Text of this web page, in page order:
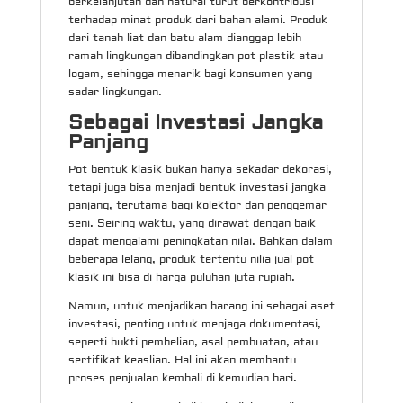
terhadap minat produk dari bahan alami. Produk
dari tanah liat dan batu alam dianggap lebih
ramah lingkungan dibandingkan pot plastik atau
logam, sehingga menarik bagi konsumen yang
sadar lingkungan.
Sebagai Investasi Jangka
Panjang
Pot bentuk klasik bukan hanya sekadar dekorasi,
tetapi juga bisa menjadi bentuk investasi jangka
panjang, terutama bagi kolektor dan penggemar
seni. Seiring waktu, yang dirawat dengan baik
dapat mengalami peningkatan nilai. Bahkan dalam
beberapa lelang, produk tertentu nilia jual pot
klasik ini bisa di harga puluhan juta rupiah.
Namun, untuk menjadikan barang ini sebagai aset
investasi, penting untuk menjaga dokumentasi,
seperti bukti pembelian, asal pembuatan, atau
sertifikat keaslian. Hal ini akan membantu
proses penjualan kembali di kemudian hari.